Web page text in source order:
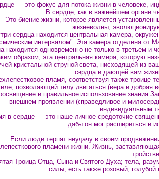
— это фокус для потока жизни в человеке,
В сердце, как в важнейшем органе
Это биение жизни, которое является
жизневолны,
сердца находится центральная камера,
интервалом". Эта камера отделена от
находится одновременно не только в третьем и
образом, эта центральная камера, которую
кристальной струной света, нисходящей из
сердца и дающей вам
пламя, соответствуя также троице
позволяющей телу двигаться (вера и добрая
и правильное использование знания
внешнем проявлении (справедливое и
индивидуальным
в сердце — это наше личное средоточие
дабы он мог расшириться и
Если люди терпят неудачу в своем
пламени жизни. Жизнь,
Троица Отца, Сына и Святого Духа; тела,
силы; есть также розовый, голубой